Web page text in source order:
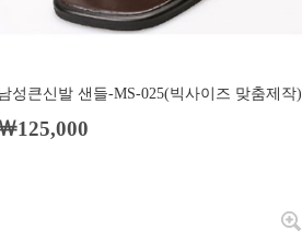
성큰신발 샌들-MS-025(빅사이즈 맞춤제작)
125,000